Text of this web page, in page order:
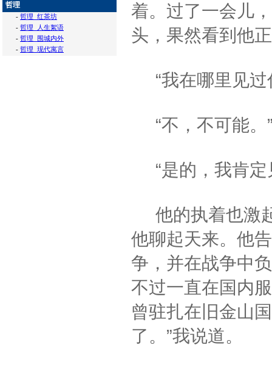
哲理
- 哲理_红茶坊
- 哲理_人生絮语
- 哲理_围城内外
- 哲理_现代寓言
着。过了一会儿
头，果然看到他
“我在哪里见过
“不，不可能。
“是的，我肯定
他的执着也激
他聊起天来。他
争，并在战争中
不过一直在国内
曾驻扎在旧金山
了。”我说道。